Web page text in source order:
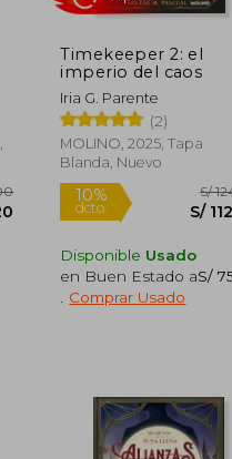
Timekeeper 2: el
imperio del caos
Iria G. Parente
(2)
MOLINO, 2025, Tapa
Blanda, Nuevo
Disponible Usado
en Buen Estado aS/
Comprar Usado